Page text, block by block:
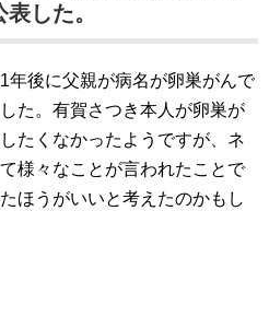
した。
年後に父親が病名が卵巣がんで
た。有賀さつき本人が卵巣が
たくなかったようですが、ネ
様々なことが言われたことで
ほうがいいと考えたのかもし